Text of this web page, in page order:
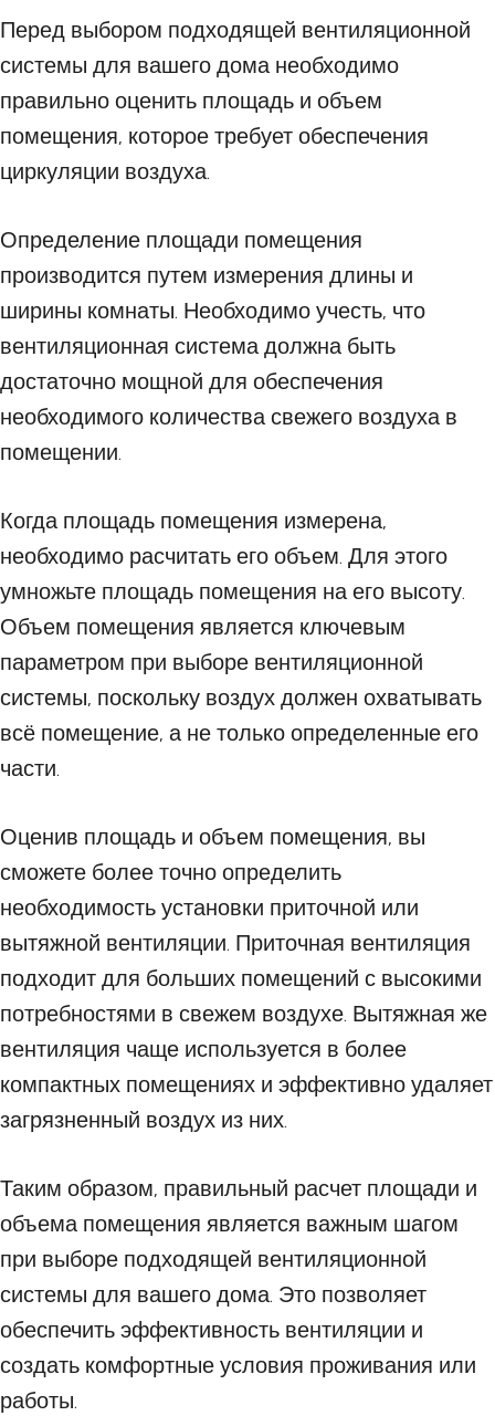
Перед выбором подходящей вентиляционной
системы для вашего дома необходимо
правильно оценить площадь и объем
помещения, которое требует обеспечения
циркуляции воздуха.
Определение площади помещения
производится путем измерения длины и
ширины комнаты. Необходимо учесть, что
вентиляционная система должна быть
достаточно мощной для обеспечения
необходимого количества свежего воздуха в
помещении.
Когда площадь помещения измерена,
необходимо расчитать его объем. Для этого
умножьте площадь помещения на его высоту.
Объем помещения является ключевым
параметром при выборе вентиляционной
системы, поскольку воздух должен охватывать
всё помещение, а не только определенные его
части.
Оценив площадь и объем помещения, вы
сможете более точно определить
необходимость установки приточной или
вытяжной вентиляции. Приточная вентиляция
подходит для больших помещений с высокими
потребностями в свежем воздухе. Вытяжная же
вентиляция чаще используется в более
компактных помещениях и эффективно удаляет
загрязненный воздух из них.
Таким образом, правильный расчет площади и
объема помещения является важным шагом
при выборе подходящей вентиляционной
системы для вашего дома. Это позволяет
обеспечить эффективность вентиляции и
создать комфортные условия проживания или
работы.